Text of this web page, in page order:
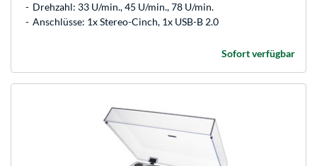
Drehzahl: 33 U/min., 45 U/min., 78 U/min.
Anschlüsse: 1x Stereo-Cinch, 1x USB-B 2.0
Sofort verfügbar